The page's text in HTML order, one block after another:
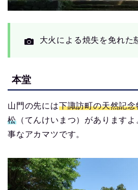
大火による焼失を免れた
本堂
山門の先には下諏訪町の天然記念
松（てんけいまつ）がありますよ
事なアカマツです。